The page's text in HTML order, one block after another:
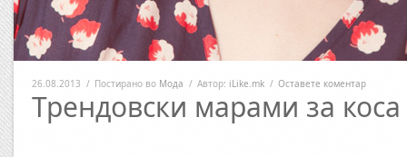
26.08.2013 / Постирано во Мода / Автор: iLike.mk / Оставете коментар
Трендовски марами за коса